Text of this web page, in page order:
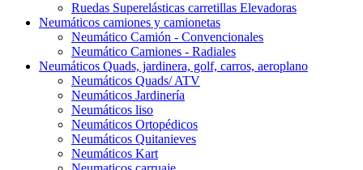
Ruedas Superelásticas carretillas Elevadoras
Neumáticos camiones y camionetas
Neumático Camión - Convencionales
Neumático Camiones - Radiales
Neumáticos Quads, jardinera, golf, carros, aeroplano
Neumáticos Quads/ ATV
Neumáticos Jardinería
Neumáticos liso
Neumáticos Ortopédicos
Neumáticos Quitanieves
Neumáticos Kart